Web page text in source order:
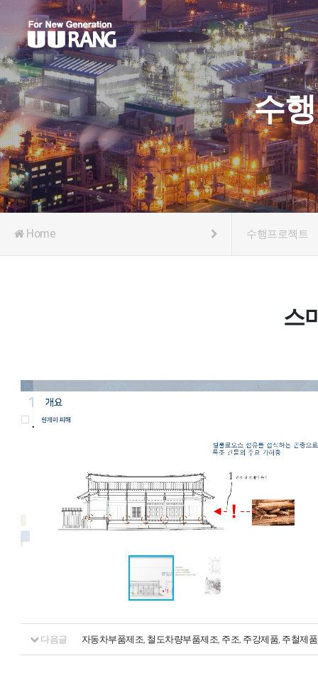
수
Home 수행프로젝트
스
다음글 자동차부품제조, 철도차량부품제조, 주조, 주강제품, 주철제